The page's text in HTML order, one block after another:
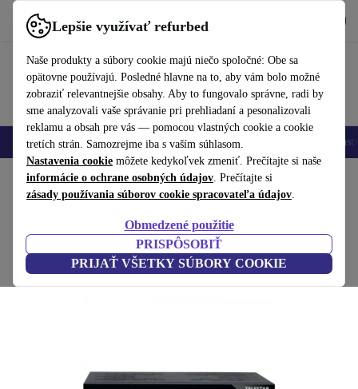
Lepšie využívať refurbed
Naše produkty a súbory cookie majú niečo spoločné: Obe sa
opätovne používajú. Posledné hlavne na to, aby vám bolo možné
zobraziť relevantnejšie obsahy. Aby to fungovalo správne, radi by
sme analyzovali vaše správanie pri prehliadaní a pesonalizovali
reklamu a obsah pre vás — pomocou vlastných cookie a cookie
tretích strán. Samozrejme iba s vaším súhlasom.
Nastavenia cookie môžete kedykoľvek zmeniť. Prečítajte si naše
informácie o ochrane osobných údajov. Prečítajte si
zásady používania súborov cookie spracovateľa údajov.
Obmedzené použitie
PRISPÔSOBIŤ
PRIJAŤ VŠETKY SÚBORY COOKIE
používať refurbed rýchlo a jednoducho
Mobilné telefóny Laptopy Tablety Inteligentné hodinky
Domov Produkty Televízory
TELESTAR TD 1110 S
Čierna
(Zbieranie recenzií)